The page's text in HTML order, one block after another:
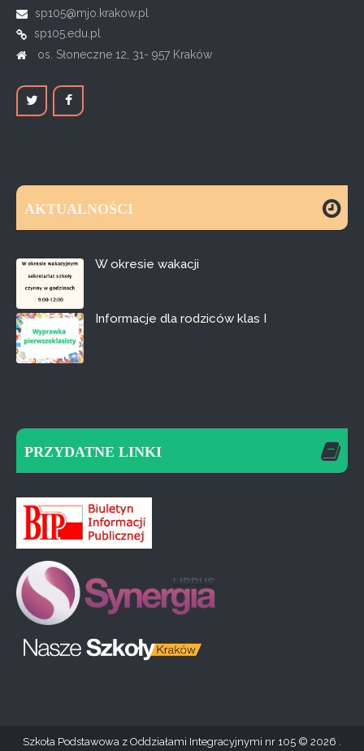
sp105@mjo.krakow.pl
sp105.edu.pl
os. Słoneczne 12, 31- 957 Kraków
AKTUALNOŚCI
W okresie wakacji
Informacje dla rodziców klas I
PRZYDATNE LINKI
Szkoła Podstawowa z Oddziałami Integracyjnymi nr 105 2026 .